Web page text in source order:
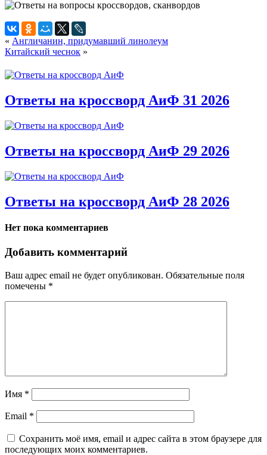
« Англичанин, придумавший линолеум
Китайский чеснок »
Ответы на кроссворд АиФ 31 2026
Ответы на кроссворд АиФ 29 2026
Ответы на кроссворд АиФ 28 2026
Нет пока комментариев
Добавить комментарий
Ваш адрес email не будет опубликован. Обязательные поля
помечены *
Имя *
Email *
Сохранить моё имя, email и адрес сайта в этом браузере для
последующих моих комментариев.